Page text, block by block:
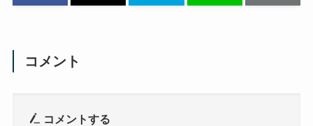
コメント
コメントする